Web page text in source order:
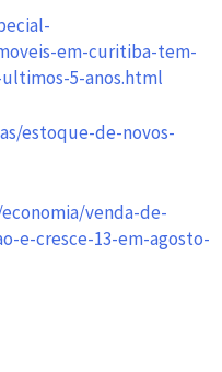
em-curitiba-tem-
5-anos.html
estoque-de-novos-
venda-de-
e-cresce-13-em-agosto-